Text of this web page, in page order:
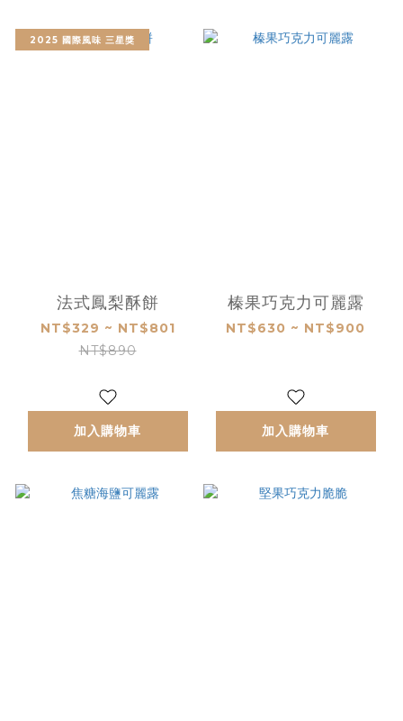
2025 國際風味 三星獎
法式鳳梨酥餅
NT$329 ~ NT$801
NT$890
加入購物車
榛果巧克力可麗露
NT$630 ~ NT$900
加入購物車